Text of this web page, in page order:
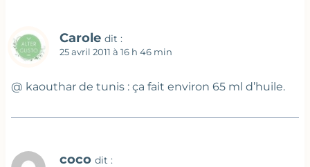
Carole dit :
25 avril 2011 à 16 h 46 min
@ kaouthar de tunis : ça fait environ 65 ml d’huile.
coco dit :